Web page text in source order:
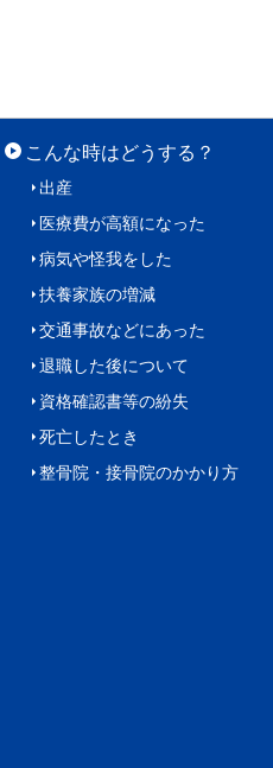
こんな時はどうする？
出産
医療費が高額になった
病気や怪我をした
扶養家族の増減
交通事故などにあった
退職した後について
資格確認書等の紛失
死亡したとき
整骨院・接骨院のかかり方